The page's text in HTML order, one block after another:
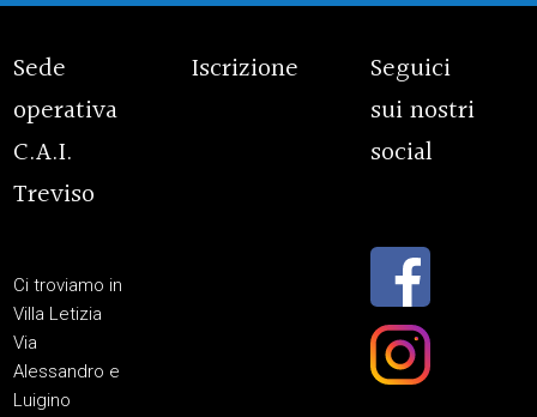
Sede
operativa
C.A.I.
Treviso
Ci troviamo in
Villa Letizia
Via
Alessandro e
Luigino
Iscrizione
Seguici
sui nostri
social